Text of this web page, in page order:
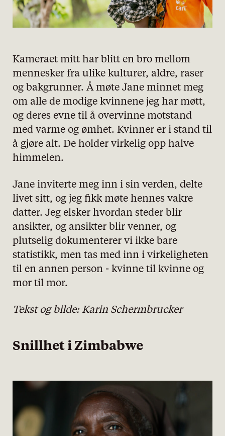
Kameraet mitt har blitt en bro mellom
mennesker fra ulike kulturer, aldre, raser
og bakgrunner. Å møte Jane minnet meg
om alle de modige kvinnene jeg har møtt,
og deres evne til å overvinne motstand
med varme og ømhet. Kvinner er i stand til
å gjøre alt. De holder virkelig opp halve
himmelen.
Jane inviterte meg inn i sin verden, delte
livet sitt, og jeg fikk møte hennes vakre
datter. Jeg elsker hvordan steder blir
ansikter, og ansikter blir venner, og
plutselig dokumenterer vi ikke bare
statistikk, men tas med inn i virkeligheten
til en annen person - kvinne til kvinne og
mor til mor.
Tekst og bilde: Karin Schermbrucker
Snillhet i Zimbabwe